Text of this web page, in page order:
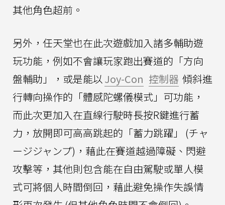
其他角色超前。
另外，任天堂也在此次遊戲加入諸多輔助遊
玩功能，例如不會讓玩家跑出賽道的「方向
盤輔助」，或是能以Joy-Con 控制器 傾斜進
行轉向操作的「體感陀螺儀模式」可功能，
而此次更加入在直線行駛時長按R鍵進行蓄
力，放開即可高高跳起的「蓄力跳躍」 (チャ
ージジャンプ)，藉此在賽道越過障礙、閃避
攻擊等，其他則包含能在自由駕駛或單人模
式可將個人時間倒回，藉此避免操作失誤情